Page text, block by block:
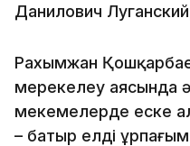
Данилович
Рахымжан
мерекелеу аясында
мекемелерде еске
– батыр елдің